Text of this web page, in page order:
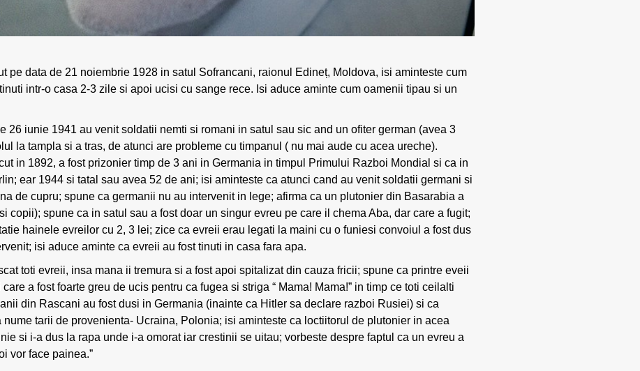
pe data de 21 noiembrie 1928 in satul Sofrancani, raionul Edineț, Moldova, isi aminteste cum
intr-o casa 2-3 zile si apoi ucisi cu sange rece. Isi aduce aminte cum oamenii tipau si un
26 iunie 1941 au venit soldatii nemti si romani in satul sau sic and un ofiter german (avea 3
la tampla si a tras, de atunci are probleme cu timpanul ( nu mai aude cu acea ureche).
in 1892, a fost prizonier timp de 3 ani in Germania in timpul Primului Razboi Mondial si ca in
ear 1944 si tatal sau avea 52 de ani; isi aminteste ca atunci cand au venit soldatii germani si
de cupru; spune ca germanii nu au intervenit in lege; afirma ca un plutonier din Basarabia a
copii); spune ca in satul sau a fost doar un singur evreu pe care il chema Aba, dar care a fugit;
hainele evreilor cu 2, 3 lei; zice ca evreii erau legati la maini cu o funiesi convoiul a fost dus
isi aduce aminte ca evreii au fost tinuti in casa fara apa.
toti evreii, insa mana ii tremura si a fost apoi spitalizat din cauza fricii; spune ca printre eveii
a fost foarte greu de ucis pentru ca fugea si striga “ Mama! Mama!” in timp ce toti ceilalti
din Rascani au fost dusi in Germania (inainte ca Hitler sa declare razboi Rusiei) si ca
tarii de provenienta- Ucraina, Polonia; isi aminteste ca loctiitorul de plutonier in acea
si i-a dus la rapa unde i-a omorat iar crestinii se uitau; vorbeste despre faptul ca un evreu a
vor face painea.”